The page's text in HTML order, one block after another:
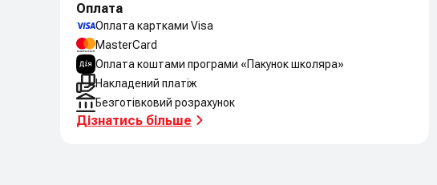
Оплата
Оплата картками Visa
MasterCard
Оплата коштами програми «Пакунок школяра»
Накладений платіж
Безготівковий розрахунок
Дізнатись більше